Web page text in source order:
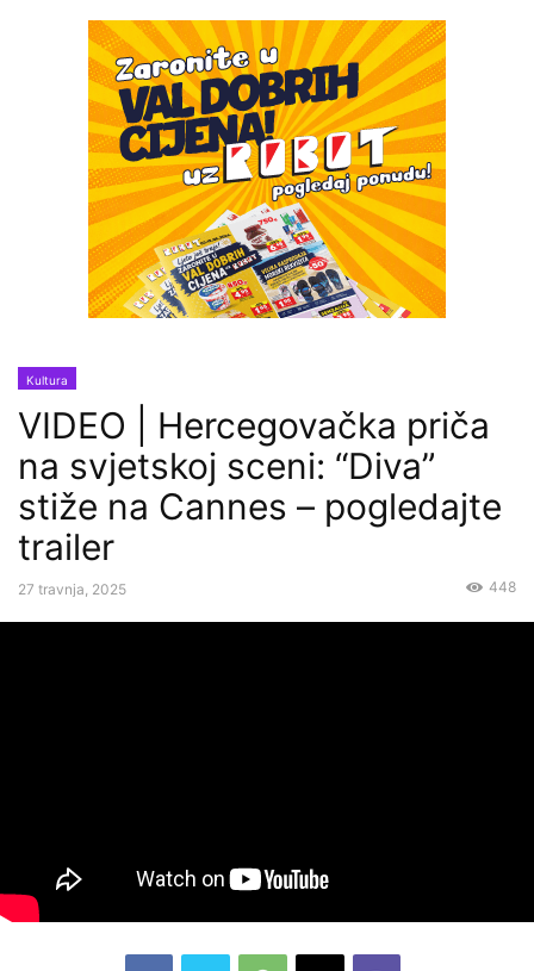
Kultura
VIDEO | Hercegovačka priča
na svjetskoj sceni: “Diva”
stiže na Cannes – pogledajte
trailer
27 travnja, 2025 448